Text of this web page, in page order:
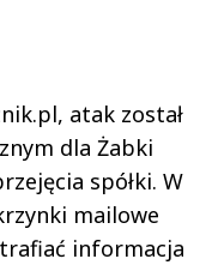
atak został
dla Żabki
spółki. W
mailowe
trafiać informacja